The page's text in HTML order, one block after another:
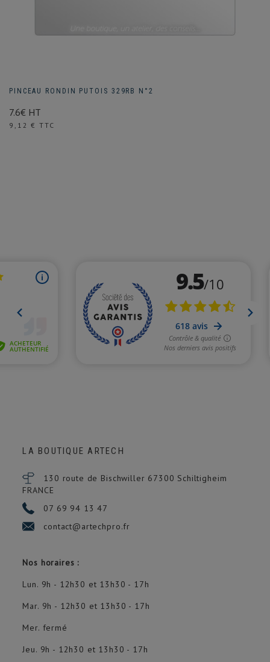
PINCEAU RONDIN PUTOIS 329RB N°2
7.6€ HT
Prix
9,12 € TTC
LA BOUTIQUE ARTECH
130 route de Bischwiller 67300 Schiltigheim
FRANCE
07 69 94 13 47
contact@artechpro.fr
Nos horaires :
Lun. 9h - 12h30 et 13h30 - 17h
Mar. 9h - 12h30 et 13h30 - 17h
Mer. fermé
Jeu. 9h - 12h30 et 13h30 - 17h